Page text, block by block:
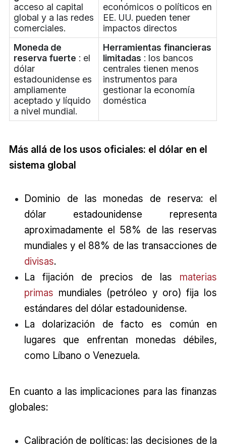
acceso al capital
global y a las redes
comerciales.
económicos o políticos en
EE. UU. pueden tener
impactos directos
Moneda de
reserva fuerte : el
dólar
estadounidense es
ampliamente
aceptado y líquido
a nivel mundial.
Herramientas financieras
limitadas : los bancos
centrales tienen menos
instrumentos para
gestionar la economía
doméstica
Más allá de los usos oficiales: el dólar en el
sistema global
Dominio de las monedas de reserva: el
dólar estadounidense representa
aproximadamente el 58% de las reservas
mundiales y el 88% de las transacciones de
divisas.
La fijación de precios de las materias
primas mundiales (petróleo y oro) fija los
estándares del dólar estadounidense.
La dolarización de facto es común en
lugares que enfrentan monedas débiles,
como Líbano o Venezuela.
En cuanto a las implicaciones para las finanzas
globales:
Calibración de políticas: las decisiones de la